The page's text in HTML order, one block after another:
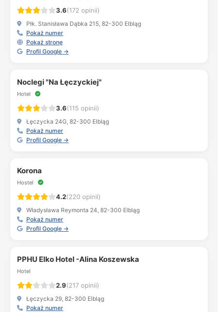
3.6(172 opinii)
Płk. Stanisława Dąbka 215, 82-300 Elbląg
Pokaż numer
Pokaż stronę
Profil Google →
Noclegi "Na Łęczyckiej"
Hotel
3.6(115 opinii)
Łęczycka 24G, 82-300 Elbląg
Pokaż numer
Profil Google →
Korona
Hostel
4.2(220 opinii)
Władysława Reymonta 24, 82-300 Elbląg
Pokaż numer
Profil Google →
PPHU Elko Hotel -Alina Koszewska
Hotel
2.9(217 opinii)
Łęczycka 29, 82-300 Elbląg
Pokaż numer